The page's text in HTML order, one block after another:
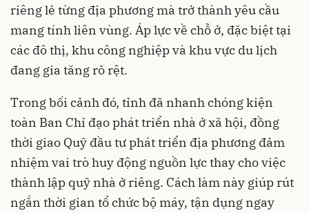
riêng lẻ từng địa phương mà trở thành yêu cầu
mang tính liên vùng. Áp lực về chỗ ở, đặc biệt tại
các đô thị, khu công nghiệp và khu vực du lịch
đang gia tăng rõ rệt.
Trong bối cảnh đó, tỉnh đã nhanh chóng kiện
toàn Ban Chỉ đạo phát triển nhà ở xã hội, đồng
thời giao Quỹ đầu tư phát triển địa phương đảm
nhiệm vai trò huy động nguồn lực thay cho việc
thành lập quỹ nhà ở riêng. Cách làm này giúp rút
ngắn thời gian tổ chức bộ máy, tận dụng ngay